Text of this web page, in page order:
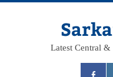
Skip
Latest Central &